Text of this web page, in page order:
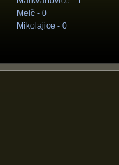
Melč - 0
Mikolajice - 0